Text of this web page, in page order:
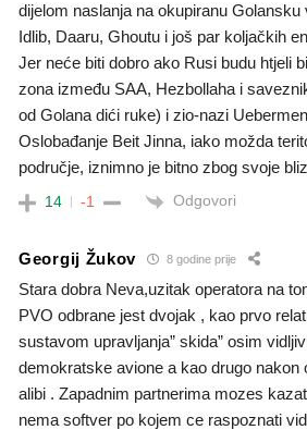
dijelom naslanja na okupiranu Golansku
Idlib, Daaru, Ghoutu i još par koljačkih
Jer neće biti dobro ako Rusi budu htjeli
zona između SAA, Hezbollaha i
od Golana dići ruke) i zio-nazi
Oslobađanje Beit Jinna, iako možda
područje, iznimno je bitno zbog svoje
14 -1 Odgovori
Georgij Žukov 8 godine prije
Stara dobra Neva,uzitak operatora na
PVO odbrane jest dvojak , kao prvo
sustavom upravljanja” skida” osim
demokratske avione a kao drugo nakon
alibi . Zapadnim partnerima mozes
nema softver po kojem ce raspoznati